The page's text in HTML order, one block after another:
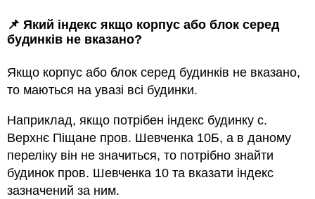
📌 Який індекс якщо корпус або блок серед
будинкiв не вказано?
Якщо корпус або блок серед будинкiв не вказано,
то маються на увазi всi будинки.
Наприклад, якщо потрiбен індекс будинку с.
Верхнє Піщане пров. Шевченка 10Б, а в даному
переліку він не значиться, то потрібно знайти
будинок пров. Шевченка 10 та вказати індекс
зазначений за ним.